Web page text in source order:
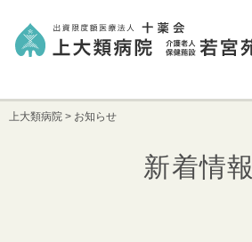
上大類病院 > お知らせ
新着情報